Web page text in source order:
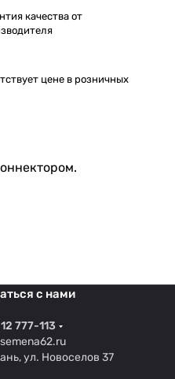
качества от
цене в розничных
с нами
777-113
ул. Новоселов 37